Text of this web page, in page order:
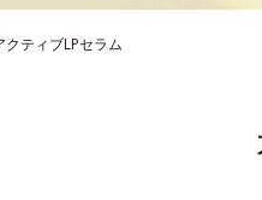
ティブLPセラム